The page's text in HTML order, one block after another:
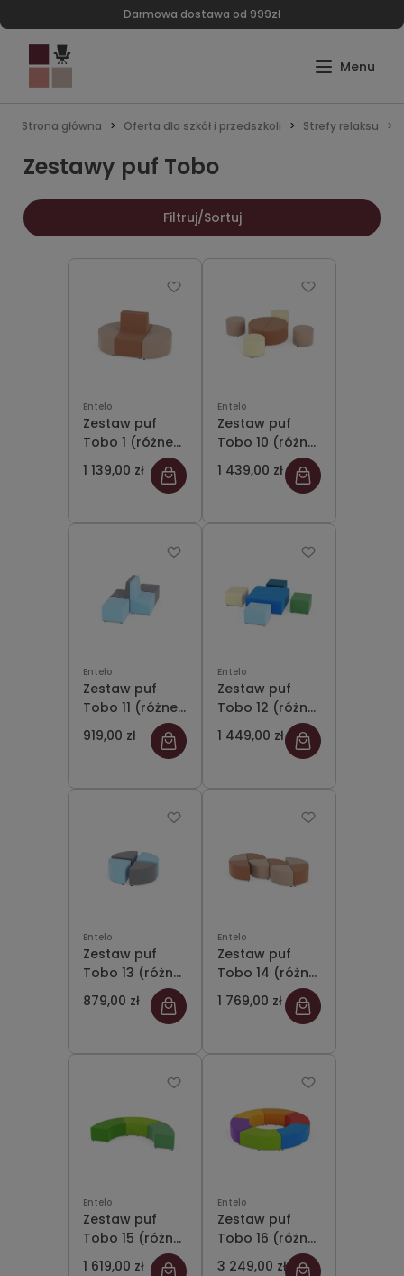
Darmowa dostawa od 999zł
Strona główna Oferta dla szkół i przedszkoli Strefy relaksu
Zestawy puf Tobo
Filtruj/Sortuj
Entelo
Zestaw puf
Tobo 1 (różne
kolory)
1 139,00 zł
Entelo
Zestaw puf
Tobo 10 (różne
kolory)
1 439,00 zł
Entelo
Zestaw puf
Tobo 11 (różne
kolory)
919,00 zł
Entelo
Zestaw puf
Tobo 12 (różne
kolory)
1 449,00 zł
Entelo
Zestaw puf
Tobo 13 (różne
kolory)
879,00 zł
Entelo
Zestaw puf
Tobo 14 (różne
kolory)
1 769,00 zł
Entelo
Zestaw puf
Tobo 15 (różne
kolory)
1 619,00 zł
Entelo
Zestaw puf
Tobo 16 (różne
kolory)
3 249,00 zł